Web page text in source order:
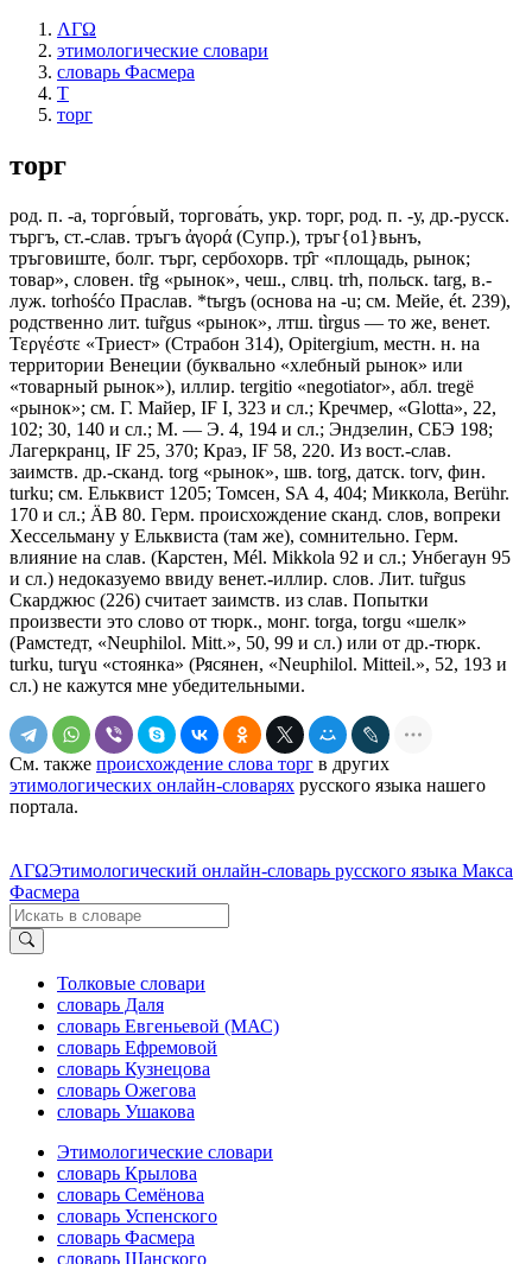
ΛΓΩ
этимологические словари
словарь Фасмера
Т
торг
торг
род. п. -а, торго́вый, торгова́ть, укр. торг, род. п. -у, др.-русск.
търгъ, ст.-слав. тръгъ ἀγορά (Супр.), тръг{о1}вьнъ,
тръговиште, болг. търг, сербохорв. тр̑г «площадь, рынок;
товар», словен. tȓg «рынок», чеш., слвц. trh, польск. targ, в.-
луж. torhośćo Праслав. *tъrgъ (основа на -u; см. Мейе, ét. 239),
родственно лит. tur̃gus «рынок», лтш. tìrgus — то же, венет.
Τεργέστε «Триест» (Страбон 314), Opitergium, местн. н. на
территории Венеции (буквально «хлебный рынок» или
«товарный рынок»), иллир. tergitio «negotiator», абл. tregë
«рынок»; см. Г. Майер, IF I, 323 и сл.; Кречмер, «Glotta», 22,
102; 30, 140 и сл.; М. — Э. 4, 194 и сл.; Эндзелин, СБЭ 198;
Лагеркранц, IF 25, 370; Краэ, IF 58, 220. Из вост.-слав.
заимств. др.-сканд. torg «рынок», шв. torg, датск. torv, фин.
turku; см. Ельквист 1205; Томсен, SА 4, 404; Миккола, Berühr.
170 и сл.; ÄВ 80. Герм. происхождение сканд. слов, вопреки
Хессельману у Ельквиста (там же), сомнительно. Герм.
влияние на слав. (Карстен, Мél. Мikkola 92 и сл.; Унбегаун 95
и сл.) недоказуемо ввиду венет.-иллир. слов. Лит. tur̃gus
Скарджюс (226) считает заимств. из слав. Попытки
произвести это слово от тюрк., монг. torga, torgu «шелк»
(Рамстедт, «Neuphilol. Мitt.», 50, 99 и сл.) или от др.-тюрк.
turku, turɣu «стоянка» (Рясянен, «Neuphilol. Мitteil.», 52, 193 и
сл.) не кажутся мне убедительными.
См. также происхождение слова торг в других
этимологических онлайн-словарях русского языка нашего
портала.
ΛΓΩЭтимологический онлайн-словарь русского языка Макса
Фасмера
Толковые словари
словарь Даля
словарь Евгеньевой (МАС)
словарь Ефремовой
словарь Кузнецова
словарь Ожегова
словарь Ушакова
Этимологические словари
словарь Крылова
словарь Семёнова
словарь Успенского
словарь Фасмера
словарь Шанского